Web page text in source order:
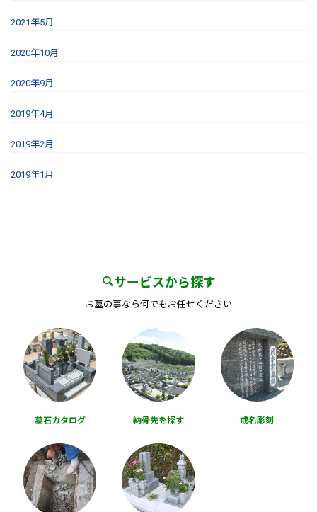
2021年5月
2020年10月
2020年9月
2019年4月
2019年2月
2019年1月
サービスから探す
お墓の事なら何でもお任せください
墓石カタログ 納骨先を探す 戒名彫刻